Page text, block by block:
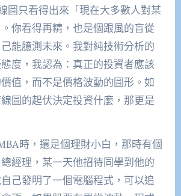
圖只看得出來「現在大多數人對某
你看得再精，也是個跟風的盲從
能臆測未來。我對純技術分析的
度，我認為：真正的投資者應該
值，而不是價格波動的圖形。如
圖的起伏決定投資什麼，那更是
時，還是個理財小白，那時有個
經理，某一天他招待同學到他的
己發明了一個電腦程式，可以追